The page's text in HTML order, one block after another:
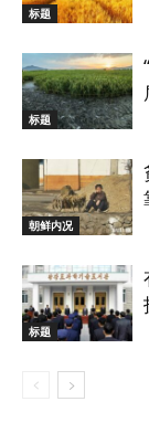
标题
标题
朝鲜内况
标题